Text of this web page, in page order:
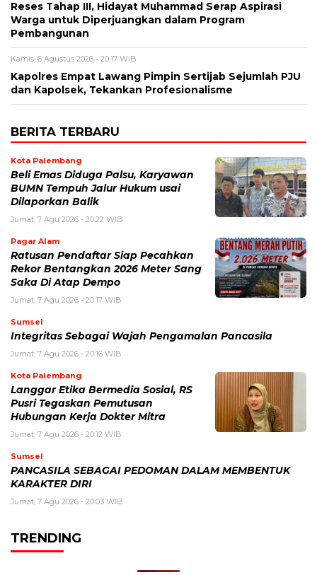
Reses Tahap III, Hidayat Muhammad Serap Aspirasi
Warga untuk Diperjuangkan dalam Program
Pembangunan
Kamis, 6 Agustus 2026 - 20:17 WIB
Kapolres Empat Lawang Pimpin Sertijab Sejumlah PJU
dan Kapolsek, Tekankan Profesionalisme
BERITA TERBARU
Kota Palembang
Beli Emas Diduga Palsu, Karyawan
BUMN Tempuh Jalur Hukum usai
Dilaporkan Balik
Jumat, 7 Agu 2026 - 20:22 WIB
Pagar Alam
Ratusan Pendaftar Siap Pecahkan
Rekor Bentangkan 2026 Meter Sang
Saka Di Atap Dempo
Jumat, 7 Agu 2026 - 20:17 WIB
Sumsel
Integritas Sebagai Wajah Pengamalan Pancasila
Jumat, 7 Agu 2026 - 20:16 WIB
Kota Palembang
Langgar Etika Bermedia Sosial, RS
Pusri Tegaskan Pemutusan
Hubungan Kerja Dokter Mitra
Jumat, 7 Agu 2026 - 20:12 WIB
Sumsel
PANCASILA SEBAGAI PEDOMAN DALAM MEMBENTUK
KARAKTER DIRI
Jumat, 7 Agu 2026 - 20:03 WIB
TRENDING